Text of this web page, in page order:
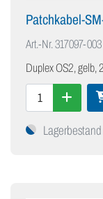
Patchkabel-
Art.-Nr.317097-003
Duplex OS2, gelb,